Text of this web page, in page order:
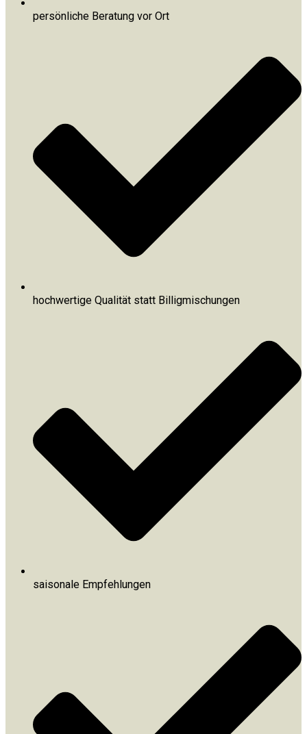
persönliche Beratung vor Ort
hochwertige Qualität statt Billigmischungen
saisonale Empfehlungen